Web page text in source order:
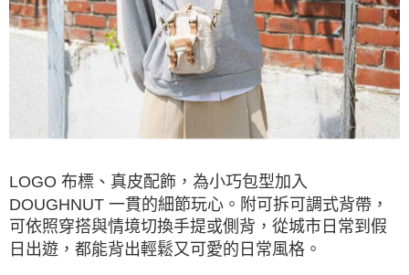
LOGO 布標、真皮配飾，為小巧包型加入
DOUGHNUT 一貫的細節玩心。附可拆可調式背帶，
可依照穿搭與情境切換手提或側背，從城市日常到假
日出遊，都能背出輕鬆又可愛的日常風格。